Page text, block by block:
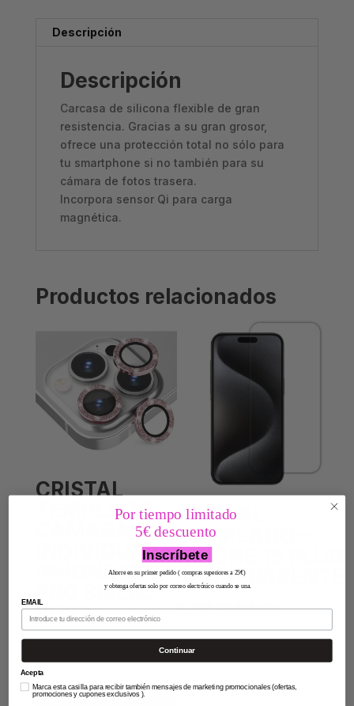
Descripción
Descripción
Carcasa de silicona flexible de gran
resistencia. Gracias a su gran grosor,
ofrece una protección total no sólo para
tu smartphone si no también para su
cámara de fotos trasera.
Incorpora sensor Qi para carga
magnética.
Productos relacionados
CRISTAL
TEMPLADO
INDIVIDUAL –
IPHONE 12
PRO BRILLO
ROSA
12,90€ IVA Incluido
CRISTAL
TEMPLADO –
IPHONE 15 PLUS
TRANSPARENTE
14,99€ IVA Incluido
Por tiempo limitado
5€ descuento
Inscríbete
Ahorre en su primer pedido ( compras superiores a 25€)
y obtenga ofertas solo por correo electrónico cuando se una.
EMAIL
Continuar
Acepta
Marca esta casilla para recibir también mensajes de marketing promocionales (ofertas,
promociones y cupones exclusivos ).